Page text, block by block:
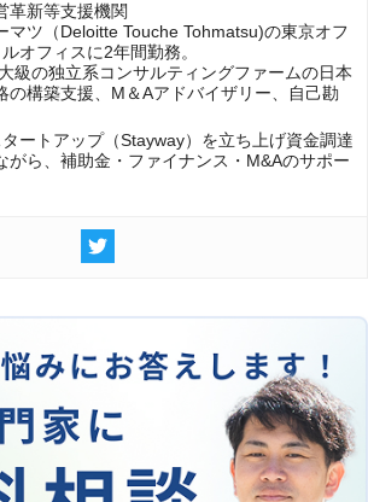
新等支援機関
マツ（Deloitte Touche Tohmatsu)の東京オフ
オフィスに2年間勤務。
級の独立系コンサルティングファームの日本
の構築支援、M＆Aアドバイザリー、自己勘
ートアップ（Stayway）を立ち上げ資金調達
がら、補助金・ファイナンス・M&Aのサポー